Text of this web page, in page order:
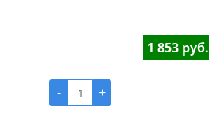
1 853 руб.
- +